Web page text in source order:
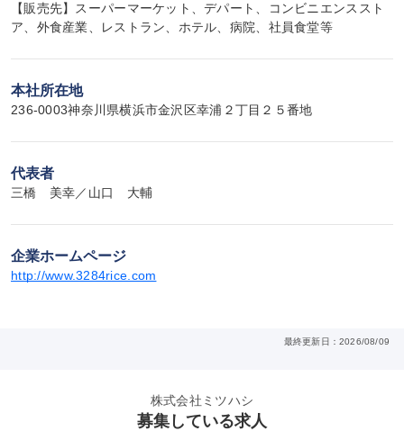
【販売先】スーパーマーケット、デパート、コンビニエンススト
ア、外食産業、レストラン、ホテル、病院、社員食堂等
本社所在地
236-0003神奈川県横浜市金沢区幸浦２丁目２５番地
代表者
三橋　美幸／山口　大輔
企業ホームページ
http://www.3284rice.com
最終更新日：2026/08/09
株式会社ミツハシ
募集している求人